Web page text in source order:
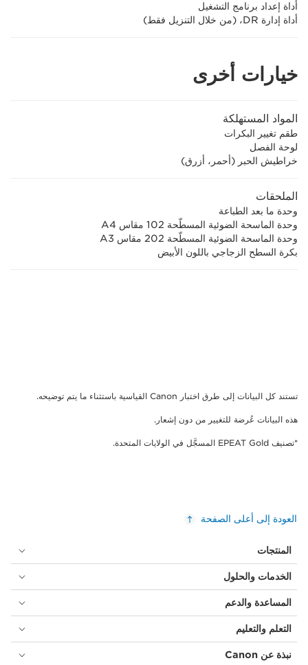
أداة إعداد برنامج التشغيل
أداة إدارة DR، (من خلال التنزيل فقط)
خيارات أخرى
المواد المستهلكة
طقم تغيير البكرات
لوحة الفصل
خراطيش الحبر (أحمر، أزرق)
الملحقات
وحدة ما بعد الطباعة
وحدة الماسحة الضوئية المسطّحة 102 مقاس A4
وحدة الماسحة الضوئية المسطّحة 202 مقاس A3
بكرة السطح الزجاجي باللون الأبيض
تستند كل البيانات إلى طرق اختبار Canon القياسية باستثناء ما يتم توضيحه.
هذه البيانات عُرضة للتغيير من دون إشعار.
*تصنيف EPEAT Gold المسجَّل في الولايات المتحدة.
العودة إلى أعلى الصفحة
المنتجات
الخدمات والحلول
المساعدة والدعم
التعلم والتعليم
نبذة عن Canon